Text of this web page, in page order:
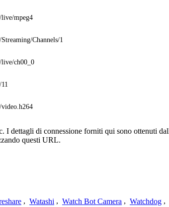
/live/mpeg4
/Streaming/Channels/1
/live/ch00_0
/11
/video.h264
dettagli di connessione forniti qui sono ottenuti
questi URL.
, Watashi , Watch Bot Camera , Watchdog ,